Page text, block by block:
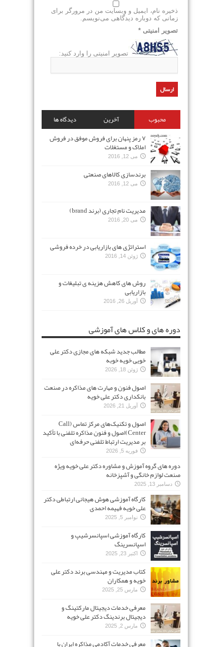
ذخیره نام، ایمیل و وبسایت من در مرورگر برای
زمانی که دوباره دیدگاهی می‌نویسم.
تصویر امنیتی *
تصویر امنیتی را وارد کنید:
محبوب آخرین
دیدگاه ها
۷ رمز پنهان برای فروش موفق در فروش
املاک و مستغلات
می 12, 2016
برندسازی کالاهای صنعتی
می 12, 2016
مدیریت نام تجاری (برند brand)
می 20, 2016
استراتژی های بازاریابی در خرده فروشی
ژوئن 14, 2016
روش های کاهش هزینه ی تبلیغات و
بازاریابی
آوریل 26, 2016
دوره های و کلاس های آموزشی
مطالب جدید شبکه های مجازی دکتر علی
خویی خویه خوبه
ژوئن 18, 2026
اصول فنون و مهارت های مذاکره در صنعت
بانکداری دکتر علی خویه
آوریل 21, 2026
اصول و تکنیک‌های مرکز تماس (Call
Center)اصول و فنون مذاکره تلفنی با تأکید
بر مدیریت ارتباط تلفنی حرفه‌ای
فوریه 5, 2026
دوره های گروه آموزش و مشاوره دکتر علی خویه ویژه
صنعت لوازم خانگی و آشپزخانه
دسامبر 13, 2025
کارگاه آموزشی هوش هیجانی ارتباطی دکتر
علی خویه فهیمه احمدی
نوامبر 5, 2025
کارگاه آموزشی اسپانسرشیپ و
اسپانسرینگ
اکتبر 23, 2025
کتاب مدیریت و مهندسی برند دکتر علی
خویه و همکاران
مارس 25, 2025
معرفی خدمات دیجیتال مارکتینگ و
دیجیتال برندینگ دکتر علی خویه
مارس 2, 2025
معرفی خدمات آکادمی مذاکره ایران با